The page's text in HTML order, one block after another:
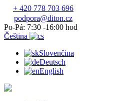
+ 420 778 703 696
podpora@diton.cz
Po-Pá: 7:30 -16:00 hod
Čeština
Slovenčina
Deutsch
English